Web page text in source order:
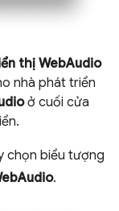
thị WebAudio
nhà phát triển
ở cuối cửa
chọn biểu tượng
.